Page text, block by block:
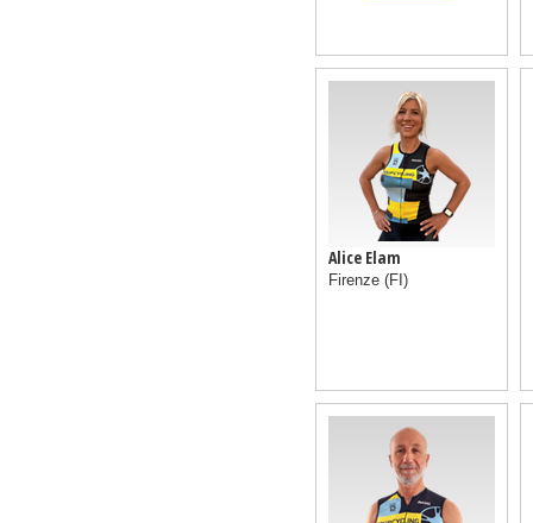
Alice Elam
Firenze (FI)